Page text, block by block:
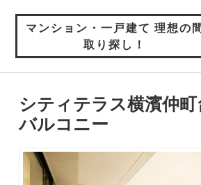
マンション・一戸建て 理想の
取り探し！
シティテラス横濱仲
バルコニー